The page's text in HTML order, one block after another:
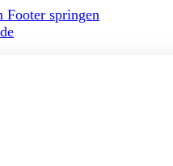
Footer springen